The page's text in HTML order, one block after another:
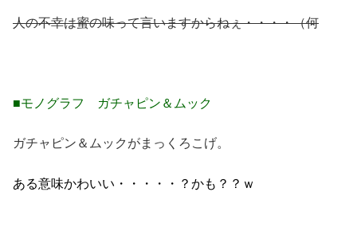
人の不幸は蜜の味って言いますからねぇ・・・・（何
■モノグラフ ガチャピン＆ムック
ガチャピン＆ムックがまっくろこげ。
ある意味かわいい・・・・・？かも？？ｗ